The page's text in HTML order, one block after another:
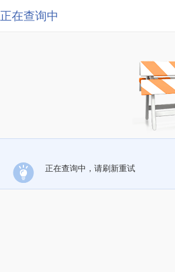
正在查询中
正在查询中，请刷新重试